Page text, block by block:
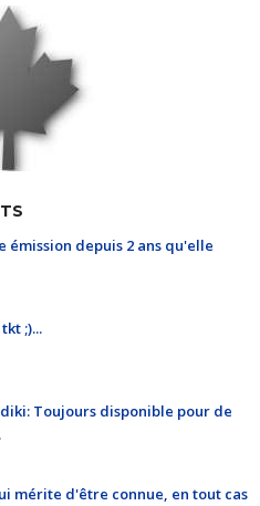
émission depuis 2 ans qu'elle
;)...
Toujours disponible pour de
mérite d'être connue, en tout cas